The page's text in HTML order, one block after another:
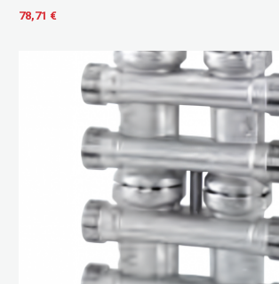
78,71 €